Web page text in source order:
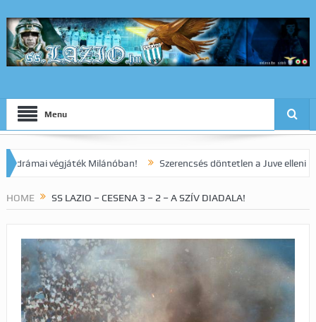
Menu
végjáték Milánóban! Szerencsés döntetlen a Juve elleni
HOME SS LAZIO – CESENA 3 – 2 – A SZÍV DIADALA!